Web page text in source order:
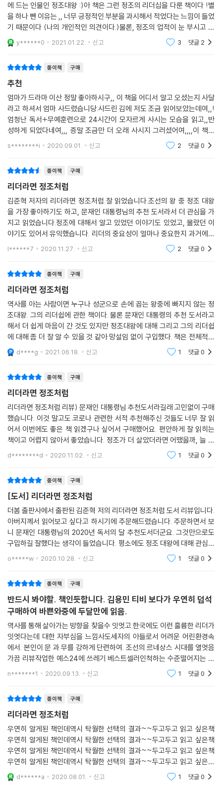
에 드는 인물인 정조대왕 :)아 책은 그런 정조의 리더십을 다룬 책이다 !별
을 하나 뺀 이유는 ,, 너무 긍정적인 부분을 과시해서 적었다는 느낌이 들었
기 때문이다 (나의 개인적인 의견이다.)물론, 정조의 업적이 눈 부시고 뛰
어난 것에는반대할 마음이 전혀 없다. 나도 정조를 존경하기 때문이다.하
지만 읽어보면
y******0 2021.01.22. 신고 3 댓글 2
종이책 구매
추천
엄마가 드라마 이산 정말 좋아하시구,, 이 책을 어디서 알고 오셨는지 사달
라고 하셔서 엄마 사드렸습니당.사드린 김에 저도 조금 읽어보았는데여,,!
엄청난 독서+무예훈련으로 24시간이 모자르게 사시는 모습을 읽고,,반
성하게 되었다네여,,, 증말 조금만 더 오래 사시지 그러셨어여,,,,이 책을
사드렸더니 우리 엄마 만족도가 정말 높으세여,,엄마가 우리집 훌륭한 리
s********i 2020.09.01. 신고 2 댓글0
종이책 구매
리더라면 정조처럼
김준혁 저자의 리더라면 정조처럼 잘 읽었습니다.조선의 왕 중 정조 대왕
을 가장 좋아하기도 하고, 문재인 대통령님의 추천 도서라서 더 관심을 가
지고 읽었습니다.정조에 대해서 알고 있었던 이야기도 있었고, 몰랐던 이
야기도 있어서 유익했습니다. 리더의 중요성이 얼마나 중요한지 과거에도
느꼈지만 요즘들어 더 느끼고 있습니다.리더가 어떤 역할을 해야 하는지,
l******7 2020.11.27. 신고 2 댓글0
종이책 구매
리더라면 정조처럼
역사를 아는 사람이면 누구나 성군으로 손에 꼽는 왕중에 빠지지 않는 정
조대왕. 그의 리더쉽에 관한 책이다. 물론 문재인 대통령의 추천 도서라고
해서 더 쉽게 마음이 간 것도 있지만 정조대왕에 대해 그리고 그의 리더쉽
에 대해 좀 더 잘 알 수 있을 것 같아 망설임 없이 구입했다. 책은 전체적으
로 정조의 업적과 눈부신 리더쉽에 초점이 맞춰저 있어서 읽으면서 계속
감탄만 했던 기
d****g 2021.06.18. 신고 1 댓글0
종이책 구매
리더라면 정조처럼
리더라면 정조처럼 리뷰) 문재인 대통령님 추천도서라길래 고민없이 구매
했습니다. 이것 말고도 코로나 관련한 서적 추천해주신 것들도 너무 잘 읽
어서 이번에도 좋은 책 읽겠구나 싶어서 구매했어요. 편안하게 잘 읽히는
책이고 어렵지 않아서 좋았습니다. 정조가 더 살았더라면 어땠을까, 늘 가
정하게 만드는 현명한 왕이라고 생각해요. 그래서 그의 리더십은 어떨까
d********d 2020.11.02. 신고 1 댓글0
종이책 구매
[도서] 리더라면 정조처럼
더봄 출판사에서 출판된 김준혁 저의 리더라면 정조처럼 도서 리뷰입니다.
아버지께서 읽어보고 싶다고 하시기에 주문해드렸습니다. 주문하면서 보
니 문재인 대통령님의 2020년 독서의 달 추천도서더군요. 그것만으로도
구입하길 잘했다는 생각이 들었습니다. 평소에도 정조 대왕에 대해 관심이
많았는데 해당 도서를 통해 더 자세히 알게 되어 좋았습니다.
o*****w 2020.10.28. 신고 1 댓글0
종이책 구매
반드시 봐야할. 책인듯합니다. 김용민 티비 보다가 우연히 덥석
구매하여 바쁜와중에 두달만에 읽음.
역사를 통해 살아가는 방향을 찾을수 잇엇고.한국에도 이런 훌륭한 리더가
잇엇다는데 대한 자부심을 느낌사도세자의 아들로서 어려운 어린환경속
에서. 본인이 문 과 무를 강하게 단련하여. 조선의 르네상스 시대를 열엇음
가끔 리뷰작업한 예스24에 쓰레기 베스트셀러인척하는 수준떨어지는 책
과 비교할수 없이 훌륭함얼마전 리뷰가 좋길내 덥석 삿다가. 매우 실망하
n*******1 2020.09.13. 신고 1 댓글0
종이책 구매
리더라면 정조처럼
우연히 알게된 책인데역시 탁월한 선택의 결과~~두고두고 읽고 싶은책
우연히 알게된 책인데역시 탁월한 선택의 결과~~두고두고 읽고 싶은책
우연히 알게된 책인데역시 탁월한 선택의 결과~~두고두고 읽고 싶은책
우연히 알게된 책인데역시 탁월한 선택의 결과~~두고두고 읽고 싶은책
우연히 알게된 책인데역시 탁월한 선택의 결과~~두고두고 읽고 싶은책
d******a 2020.08.01. 신고 1 댓글0